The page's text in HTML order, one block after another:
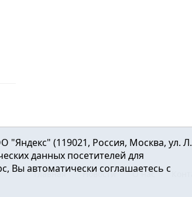
Главная Новости О нас
(119021, Россия, Москва, ул. Л.
данных посетителей для
Вы автоматически соглашаетесь с